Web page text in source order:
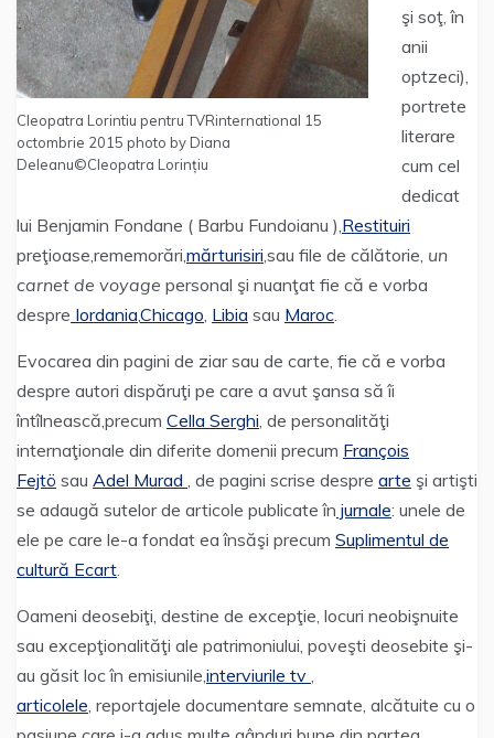
Cleopatra Lorintiu pentru TVRinternational 15
octombrie 2015 photo by Diana
Deleanu©Cleopatra Lorințiu
şi soţ, în
anii
optzeci),
portrete
literare
cum cel
dedicat
lui Benjamin Fondane ( Barbu Fundoianu ),Restituiri
preţioase,rememorări,mărturisiri,sau file de călătorie, un
carnet de voyage personal şi nuanţat fie că e vorba
despre Iordania,Chicago, Libia sau Maroc.
Evocarea din pagini de ziar sau de carte, fie că e vorba
despre autori dispăruţi pe care a avut şansa să îi
întîlnească,precum Cella Serghi, de personalităţi
internaţionale din diferite domenii precum François
Fejtö sau Adel Murad , de pagini scrise despre arte şi artişti
se adaugă sutelor de articole publicate în jurnale: unele de
ele pe care le-a fondat ea însăşi precum Suplimentul de
cultură Ecart.
Oameni deosebiţi, destine de excepţie, locuri neobişnuite
sau excepţionalităţi ale patrimoniului, poveşti deosebite şi-
au găsit loc în emisiunile,interviurile tv ,
articolele, reportajele documentare semnate, alcătuite cu o